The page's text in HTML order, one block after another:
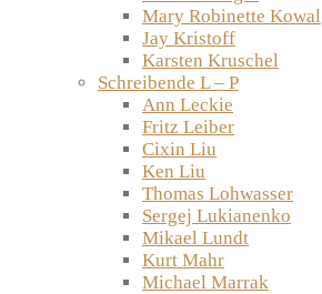
Mary Robinette Kowal
Jay Kristoff
Karsten Kruschel
Schreibende L – P
Ann Leckie
Fritz Leiber
Cixin Liu
Ken Liu
Thomas Lohwasser
Sergej Lukianenko
Mikael Lundt
Kurt Mahr
Michael Marrak